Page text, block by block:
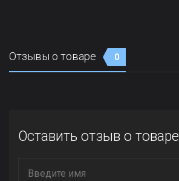
Отзывы о товаре 0
Оставить отзыв о товаре